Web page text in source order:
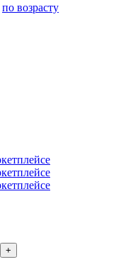
по возрасту
+